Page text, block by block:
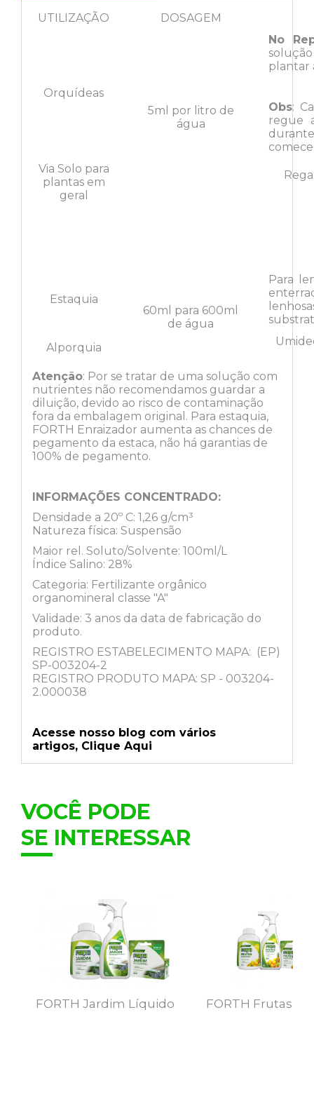
UTILIZAÇÃO DOSAGEM
Orquídeas
5ml por litro de
água
No
plantar
Obs:
regue
durante
Via Solo para
plantas em
geral
Estaquia
60ml para 600ml
de água
Para
Alporquia
Atenção: Por se tratar de uma solução com
nutrientes não recomendamos guardar a
diluição, devido ao risco de contaminação
fora da embalagem original. Para estaquia,
FORTH Enraizador aumenta as chances de
pegamento da estaca, não há garantias de
100% de pegamento.
INFORMAÇÕES CONCENTRADO:
Densidade a 20º C: 1,26 g/cm³
Natureza física: Suspensão
Maior rel. Soluto/Solvente: 100ml/L
Índice Salino: 28%
Categoria: Fertilizante orgânico
organomineral classe "A"
Validade: 3 anos da data de fabricação do
produto.
REGISTRO ESTABELECIMENTO MAPA: (EP)
SP-003204-2
REGISTRO PRODUTO MAPA: SP - 003204-
2.000038
Acesse nosso blog com vários
artigos, Clique Aqui
VOCÊ PODE
SE INTERESSAR
MAIS DETALHES
FORTH Jardim Líquido MAIS
FORTH Frutas